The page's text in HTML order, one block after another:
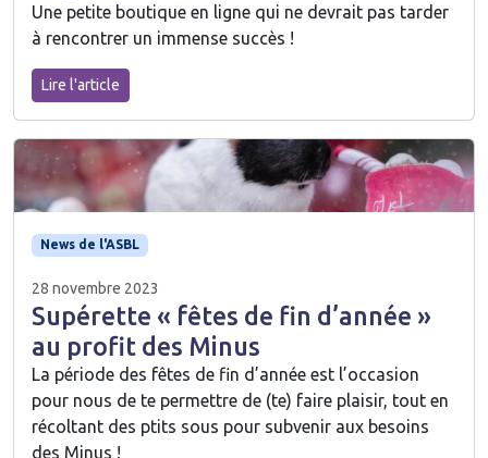
Une petite boutique en ligne qui ne devrait pas tarder
à rencontrer un immense succès !
Lire l'article
News de l'ASBL
28 novembre 2023
Supérette « fêtes de fin d’année »
au profit des Minus
La période des fêtes de fin d’année est l’occasion
pour nous de te permettre de (te) faire plaisir, tout en
récoltant des ptits sous pour subvenir aux besoins
des Minus !